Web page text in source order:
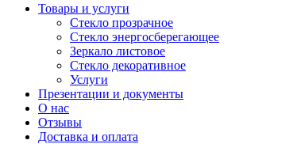
Товары и услуги
Стекло прозрачное
Стекло энергосберегающее
Зеркало листовое
Стекло декоративное
Услуги
Презентации и документы
О нас
Отзывы
Доставка и оплата